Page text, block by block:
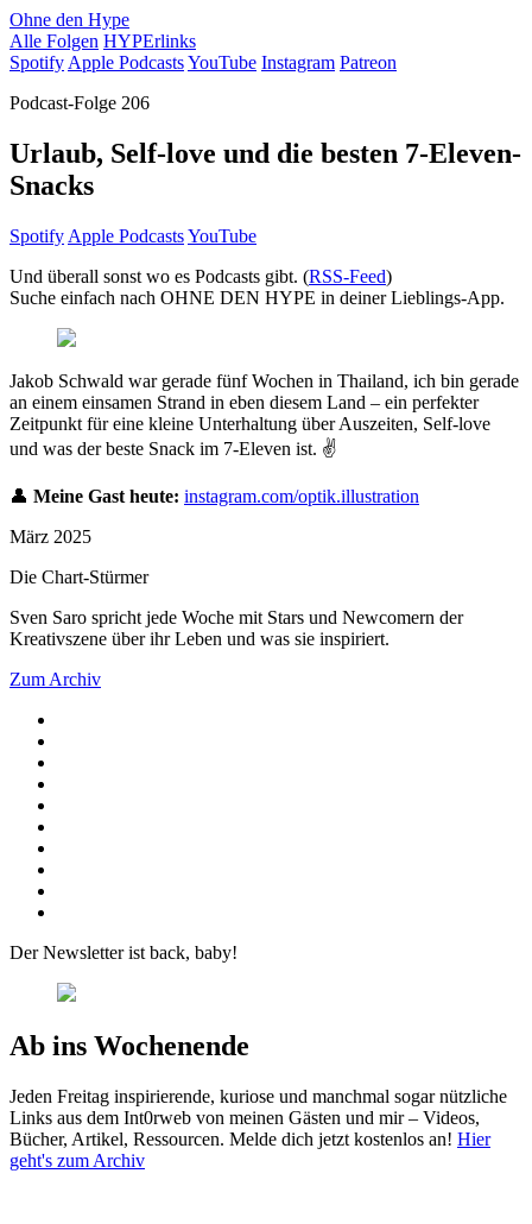
Ohne den Hype
Alle Folgen HYPErlinks
Spotify Apple PodcastsYouTube Instagram Patreon
Podcast-Folge 206
Urlaub, Self-love und die besten 7-Eleven-
Snacks
Spotify Apple PodcastsYouTube
Und überall sonst wo es Podcasts gibt. (RSS-Feed)
Suche einfach nach OHNE DEN HYPE in deiner Lieblings-App.
Jakob Schwald war gerade fünf Wochen in Thailand, ich bin gerade
an einem einsamen Strand in eben diesem Land – ein perfekter
Zeitpunkt für eine kleine Unterhaltung über Auszeiten, Self-love
und was der beste Snack im 7-Eleven ist. ✌️
👤 Meine Gast heute: instagram.com/optik.illustration
März 2025
Die Chart-Stürmer
Sven Saro spricht jede Woche mit Stars und Newcomern der
Kreativszene über ihr Leben und was sie inspiriert.
Zum Archiv
Der Newsletter ist back, baby!
Ab ins Wochenende
Jeden Freitag inspirierende, kuriose und manchmal sogar nützliche
Links aus dem Int0rweb von meinen Gästen und mir – Videos,
Bücher, Artikel, Ressourcen. Melde dich jetzt kostenlos an! Hier
geht's zum Archiv